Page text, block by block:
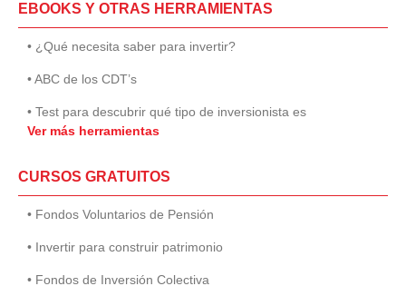
EBOOKS Y OTRAS HERRAMIENTAS
• ¿Qué necesita saber para invertir?
• ABC de los CDT’s
• Test para descubrir qué tipo de inversionista es
Ver más herramientas
CURSOS GRATUITOS
• Fondos Voluntarios de Pensión
• Invertir para construir patrimonio
• Fondos de Inversión Colectiva